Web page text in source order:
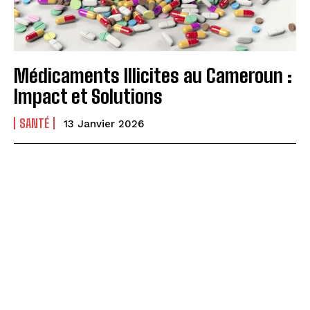
Médicaments Illicites au Cameroun :
Impact et Solutions
SANTÉ 13 Janvier 2026